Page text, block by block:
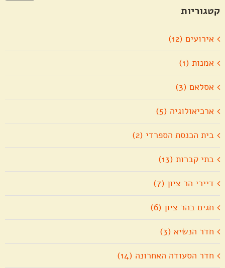
קטגוריות
אירועים (12)
אמנות (1)
אסלאם (3)
ארכיאולוגיה (5)
בית הכנסת הספרדי (2)
בתי קברות (13)
דיירי הר ציון (7)
חגים בהר ציון (6)
חדר הנשיא (3)
חדר הסעודה האחרונה (14)